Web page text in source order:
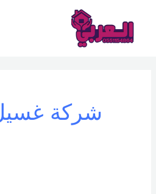
المحتوى
شركة